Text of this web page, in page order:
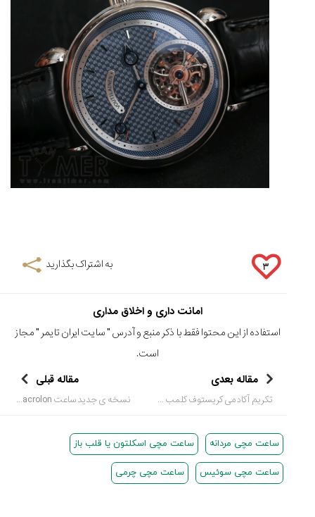
۳ به اشتراک بگذارید
امانت داری و اخلاق مداری
استفاده از این محتوا فقط با ذکر منبع و آدرس "سایت ایران تایمر " مجاز
است.
مقاله بعدی
تکریم آکادمی کریستوف کلمب زنیس از فلیکس بامگارتنر
مقاله قبلی
نسخه ی جدید ساعت HM5 CarbonMacrolon ام بی و اف + ویدیو
ساعت مچی مردانه ساعت مچی اسکلتون یا قلب باز
ساعت مچی سوئیس ساعت مچی چرمی